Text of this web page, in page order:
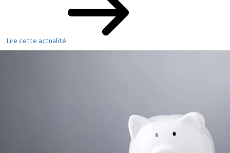
Lire cette actualité